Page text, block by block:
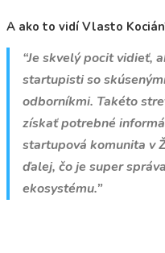
A ako to vidí Vlasto
“Je skvelý pocit vidieť,
startupisti so
odborníkmi. Takéto
získať potrebné
startupová komunita v
ďalej, čo je super
ekosystému.”